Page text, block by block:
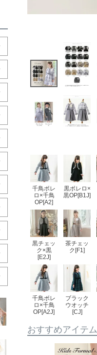
千鳥ボレ
ロ×千鳥
OP[A2]
黒ボレロ×
黒OP[B1J]
黒チェッ
ク×黒
[E2J]
茶チェッ
ク[F1]
千鳥ボレ
ロ×千鳥
OP[A2J]
ブラック
ウオッチ
[CJ]
おすすめアイテム